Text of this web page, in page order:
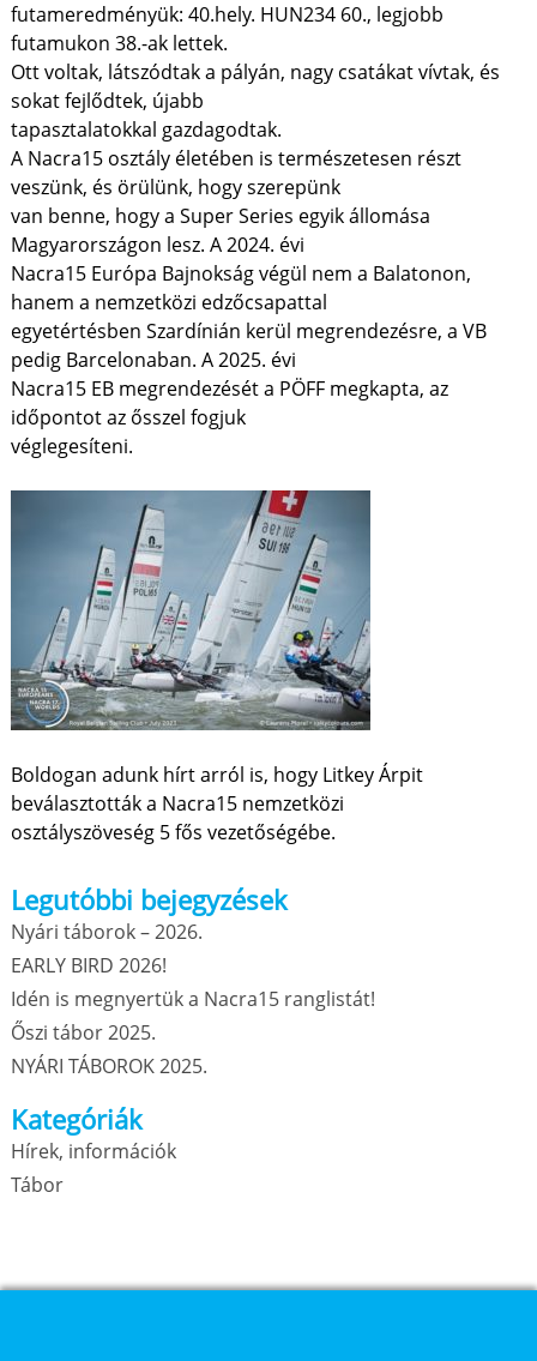
futameredményük: 40.hely. HUN234 60., legjobb
futamukon 38.-ak lettek.
Ott voltak, látszódtak a pályán, nagy csatákat vívtak, és
sokat fejlődtek, újabb
tapasztalatokkal gazdagodtak.
A Nacra15 osztály életében is természetesen részt
veszünk, és örülünk, hogy szerepünk
van benne, hogy a Super Series egyik állomása
Magyarországon lesz. A 2024. évi
Nacra15 Európa Bajnokság végül nem a Balatonon,
hanem a nemzetközi edzőcsapattal
egyetértésben Szardínián kerül megrendezésre, a VB
pedig Barcelonaban. A 2025. évi
Nacra15 EB megrendezését a PÖFF megkapta, az
időpontot az ősszel fogjuk
véglegesíteni.
Boldogan adunk hírt arról is, hogy Litkey Árpit
beválasztották a Nacra15 nemzetközi
osztályszöveség 5 fős vezetőségébe.
Legutóbbi bejegyzések
Nyári táborok – 2026.
EARLY BIRD 2026!
Idén is megnyertük a Nacra15 ranglistát!
Őszi tábor 2025.
NYÁRI TÁBOROK 2025.
Kategóriák
Hírek, információk
Tábor